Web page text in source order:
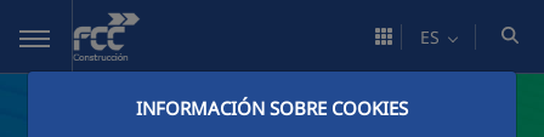
Saltar al contenido principal
INFORMACIÓN SOBRE COOKIES
ES